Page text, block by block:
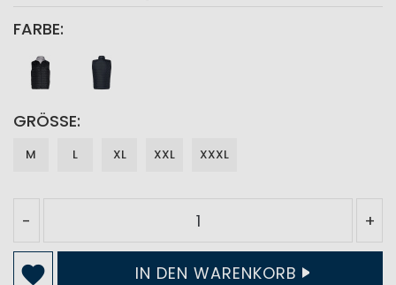
FARBE
GRÖSSE
M L XL XXL XXXL
- +
IN DEN WARENKORB